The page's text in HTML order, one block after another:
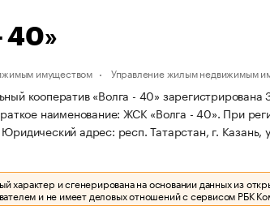
40»
имуществом Управление жилым недвижимым
кооператив «Волга - 40» зарегистрирована
наименование: ЖСК «Волга - 40». При
Юридический адрес: респ. Татарстан, г.
характер и сгенерирована на основании данных из
и не имеет деловых отношений с сервисом РБК